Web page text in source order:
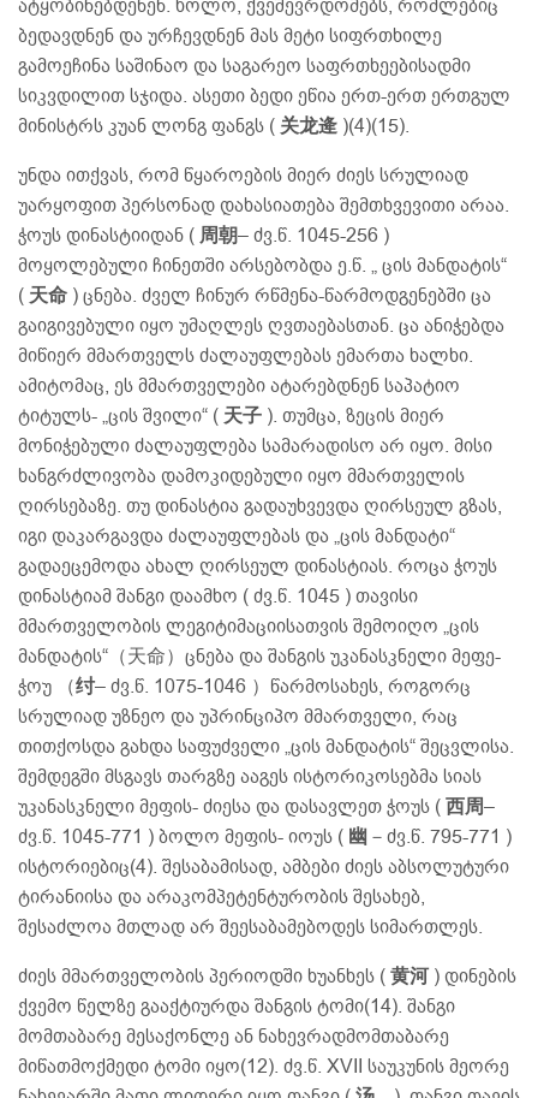
ატყობინებდენენ. ხოლო, ქვეშევრდომებს, რომლებიც
ბედავდნენ და ურჩევდნენ მას მეტი სიფრთხილე
გამოეჩინა საშინაო და საგარეო საფრთხეებისადმი
სიკვდილით სჯიდა. ასეთი ბედი ეწია ერთ-ერთ ერთგულ
მინისტრს კუან ლონგ ფანგს (关龙逄 )(4)(15).
უნდა ითქვას, რომ წყაროების მიერ ძიეს სრულიად
უარყოფით პერსონად დახასიათება შემთხვევითი არაა.
ჭოუს დინასტიიდან (周朝– ძვ.წ. 1045-256 )
მოყოლებული ჩინეთში არსებობდა ე.წ. „ ცის მანდატის“
(天命 ) ცნება. ძველ ჩინურ რწმენა-წარმოდგენებში ცა
გაიგივებული იყო უმაღლეს ღვთაებასთან. ცა ანიჭებდა
მიწიერ მმართველს ძალაუფლებას ემართა ხალხი.
ამიტომაც, ეს მმართველები ატარებდნენ საპატიო
ტიტულს- „ცის შვილი“ (天子 ). თუმცა, ზეცის მიერ
მონიჭებული ძალაუფლება სამარადისო არ იყო. მისი
ხანგრძლივობა დამოკიდებული იყო მმართველის
ღირსებაზე. თუ დინასტია გადაუხვევდა ღირსეულ გზას,
იგი დაკარგავდა ძალაუფლებას და „ცის მანდატი“
გადაეცემოდა ახალ ღირსეულ დინასტიას. როცა ჭოუს
დინასტიამ შანგი დაამხო ( ძვ.წ. 1045 ) თავისი
მმართველობის ლეგიტიმაციისათვის შემოიღო „ცის
მანდატის“（天命）ცნება და შანგის უკანასკნელი მეფე-
ჭოუ （纣– ძვ.წ. 1075-1046 ）წარმოსახეს, როგორც
სრულიად უზნეო და უპრინციპო მმართველი, რაც
თითქოსდა გახდა საფუძველი „ცის მანდატის“ შეცვლისა.
შემდეგში მსგავს თარგზე ააგეს ისტორიკოსებმა სიას
უკანასკნელი მეფის- ძიესა და დასავლეთ ჭოუს (西周–
ძვ.წ. 1045-771 ) ბოლო მეფის- იოუს ( 幽 －ძვ.წ. 795-771 )
ისტორიებიც(4). შესაბამისად, ამბები ძიეს აბსოლუტური
ტირანიისა და არაკომპეტენტურობის შესახებ,
შესაძლოა მთლად არ შეესაბამებოდეს სიმართლეს.
ძიეს მმართველობის პერიოდში ხუანხეს (黄河) დინების
ქვემო წელზე გააქტიურდა შანგის ტომი(14). შანგი
მომთაბარე მესაქონლე ან ნახევრადმომთაბარე
მიწათმოქმედი ტომი იყო(12). ძვ.წ. XVII საუკუნის მეორე